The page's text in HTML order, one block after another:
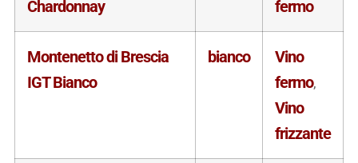
Chardonnay
fermo
Montenetto di Brescia
IGT Bianco
bianco
Vino
fermo,
Vino
frizzante